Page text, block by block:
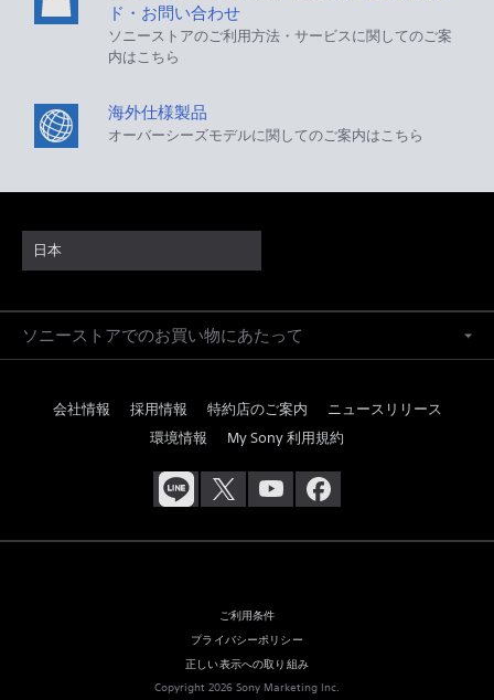
ド・お問い合わせ
ソニーストアのご利用方法・サービスに関してのご案
内はこちら
海外仕様製品
オーバーシーズモデルに関してのご案内はこちら
日本
ソニーストアでのお買い物にあたって
会社情報 採用情報 特約店のご案内
ニュースリリース
環境情報
My Sony 利用規約
ご利用条件
プライバシーポリシー
正しい表示への取り組み
Copyright 2026 Sony Marketing Inc.